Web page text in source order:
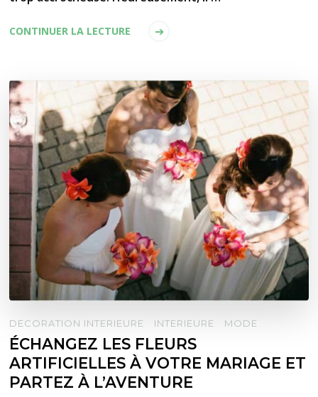
CONTINUER LA LECTURE
DECORATION INTERIEURE INTERIEURE MODE
ÉCHANGEZ LES FLEURS
ARTIFICIELLES À VOTRE MARIAGE ET
PARTEZ À L’AVENTURE